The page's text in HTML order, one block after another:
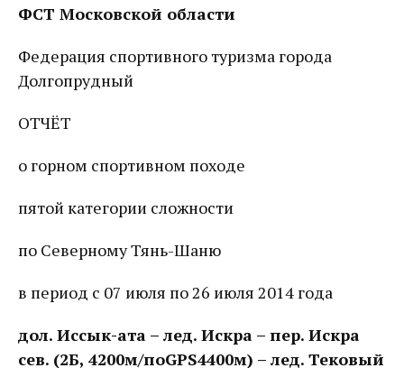
ФСТ Московской области
Федерация спортивного туризма города
Долгопрудный
ОТЧЁТ
о горном спортивном походе
пятой категории сложности
по Северному Тянь-Шаню
в период с 07 июля по 26 июля 2014 года
дол. Иссык-ата – лед. Искра – пер. Искра
сев. (2Б, 4200м/поGPS4400м) – лед. Тековый